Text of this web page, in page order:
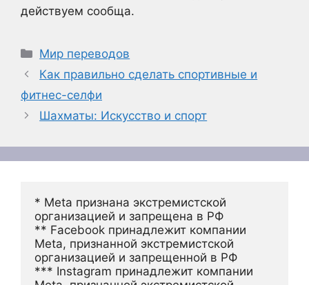
действуем сообща.
Рубрики
Мир переводов
Как правильно сделать спортивные и
фитнес-селфи
Шахматы: Искусство и спорт
* Meta признана экстремистской
организацией и запрещена в РФ
** Facebook принадлежит компании
Meta, признанной экстремистской
организацией и запрещенной в РФ
*** Instagram принадлежит компании